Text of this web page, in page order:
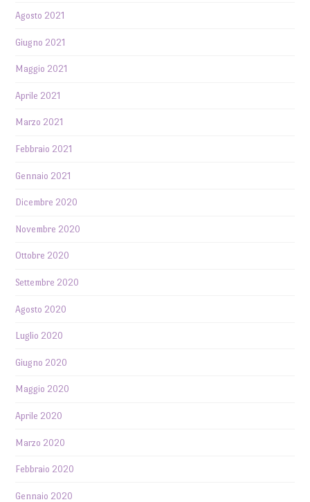
Agosto 2021
Giugno 2021
Maggio 2021
Aprile 2021
Marzo 2021
Febbraio 2021
Gennaio 2021
Dicembre 2020
Novembre 2020
Ottobre 2020
Settembre 2020
Agosto 2020
Luglio 2020
Giugno 2020
Maggio 2020
Aprile 2020
Marzo 2020
Febbraio 2020
Gennaio 2020